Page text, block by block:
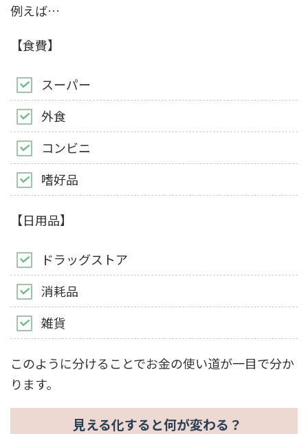
例えば…
【食費】
スーパー
外食
コンビニ
嗜好品
【日用品】
ドラッグストア
消耗品
雑貨
このように分けることでお金の使い道が一目で分か
ります。
見える化すると何が変わる？